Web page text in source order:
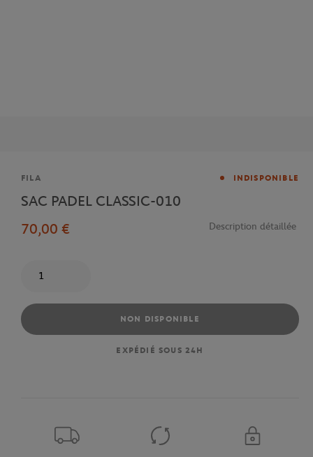
Marque
FILA INDISPONIBLE
SAC PADEL CLASSIC-010
70,00 €
Description détaillée
NON DISPONIBLE
EXPÉDIÉ SOUS 24H